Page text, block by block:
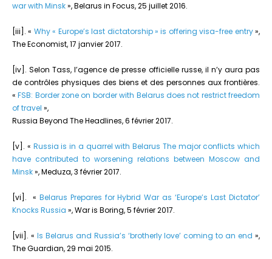
war with Minsk», Belarus in Focus, 25 juillet 2016.
[iii]. « Why « Europe’s last dictatorship » is offering visa-free entry»,
The Economist, 17 janvier 2017.
[iv]. Selon Tass, l’agence de presse officielle russe, il n’y aura pas
de contrôles physiques des biens et des personnes aux frontières.
«FSB: Border zone on border with Belarus does not restrict freedom
of travel »,
Russia Beyond The Headlines, 6 février 2017.
[v]. « Russia is in a quarrel with Belarus The major conflicts which
have contributed to worsening relations between Moscow and
Minsk», Meduza, 3 février 2017.
[vi]. « Belarus Prepares for Hybrid War as ‘Europe’s Last Dictator’
Knocks Russia », War is Boring, 5 février 2017.
[vii]. « Is Belarus and Russia’s ‘brotherly love’ coming to an end »,
The Guardian, 29 mai 2015.